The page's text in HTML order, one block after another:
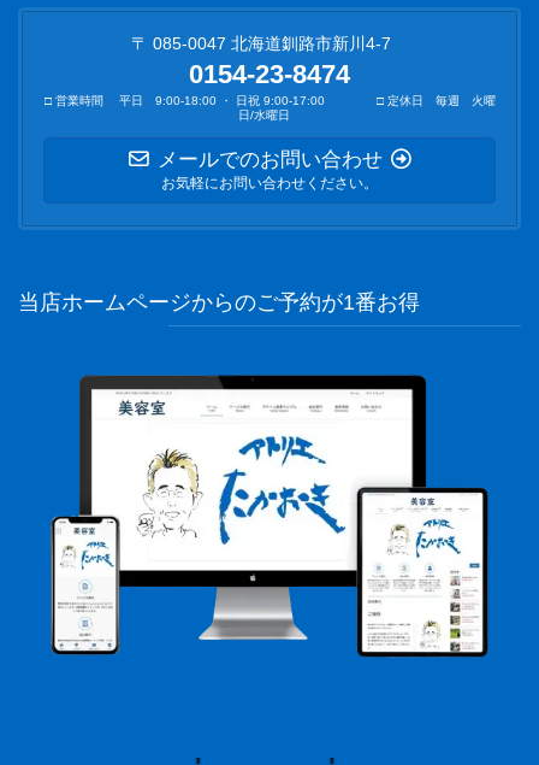
〒 085-0047 北海道釧路市新川4-7
0154-23-8474
□ 営業時間 平日 9:00-18:00 ・ 日祝 9:00-17:00 □ 定休日 毎週 火曜
日/水曜日
メールでのお問い合わせ
お気軽にお問い合わせください。
当店ホームページからのご予約が1番お得